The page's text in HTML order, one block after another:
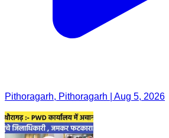
Pithoragarh, Pithoragarh | Aug 5, 2026